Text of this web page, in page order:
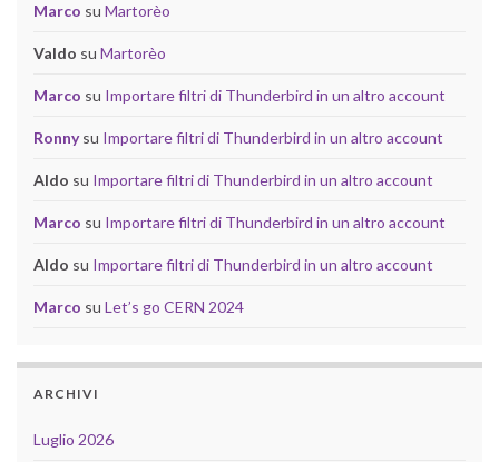
Marco su Martorèo
Valdo su Martorèo
Marco su Importare filtri di Thunderbird in un altro account
Ronnysu Importare filtri di Thunderbird in un altro account
Aldo su Importare filtri di Thunderbird in un altro account
Marco su Importare filtri di Thunderbird in un altro account
Aldo su Importare filtri di Thunderbird in un altro account
Marco su Let’s go CERN 2024
ARCHIVI
Luglio 2026